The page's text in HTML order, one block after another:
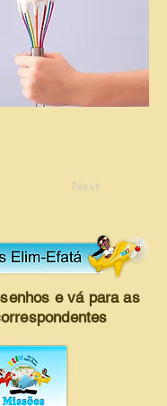
Next
e vá para as